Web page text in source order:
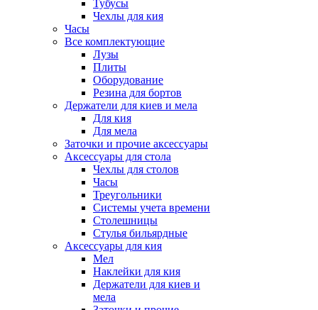
Тубусы
Чехлы для кия
Часы
Все комплектующие
Лузы
Плиты
Оборудование
Резина для бортов
Держатели для киев и мела
Для кия
Для мела
Заточки и прочие аксессуары
Аксессуары для стола
Чехлы для столов
Часы
Треугольники
Системы учета времени
Столешницы
Стулья бильярдные
Аксессуары для кия
Мел
Наклейки для кия
Держатели для киев и
мела